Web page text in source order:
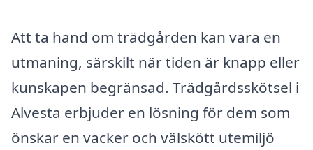
Att ta hand om trädgården kan vara en
utmaning, särskilt när tiden är knapp eller
kunskapen begränsad. Trädgårdsskötsel i
Alvesta erbjuder en lösning för dem som
önskar en vacker och välskött utemiljö